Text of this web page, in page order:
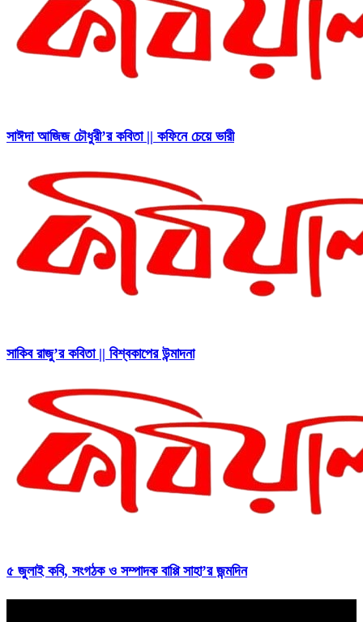
সাঈদা আজিজ চৌধুরী’র কবিতা || কফিনে চেয়ে ভারী
সাকিব রাজু’র কবিতা || বিশ্বকাপের উন্মাদনা
৫ জুলাই কবি, সংগঠক ও সম্পাদক বাপ্পি সাহা’র জন্মদিন